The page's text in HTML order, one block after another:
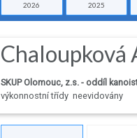
2026 2025
Chaloupková
SKUP Olomouc, z.s. - oddíl
výkonnostní třídy neevidovány